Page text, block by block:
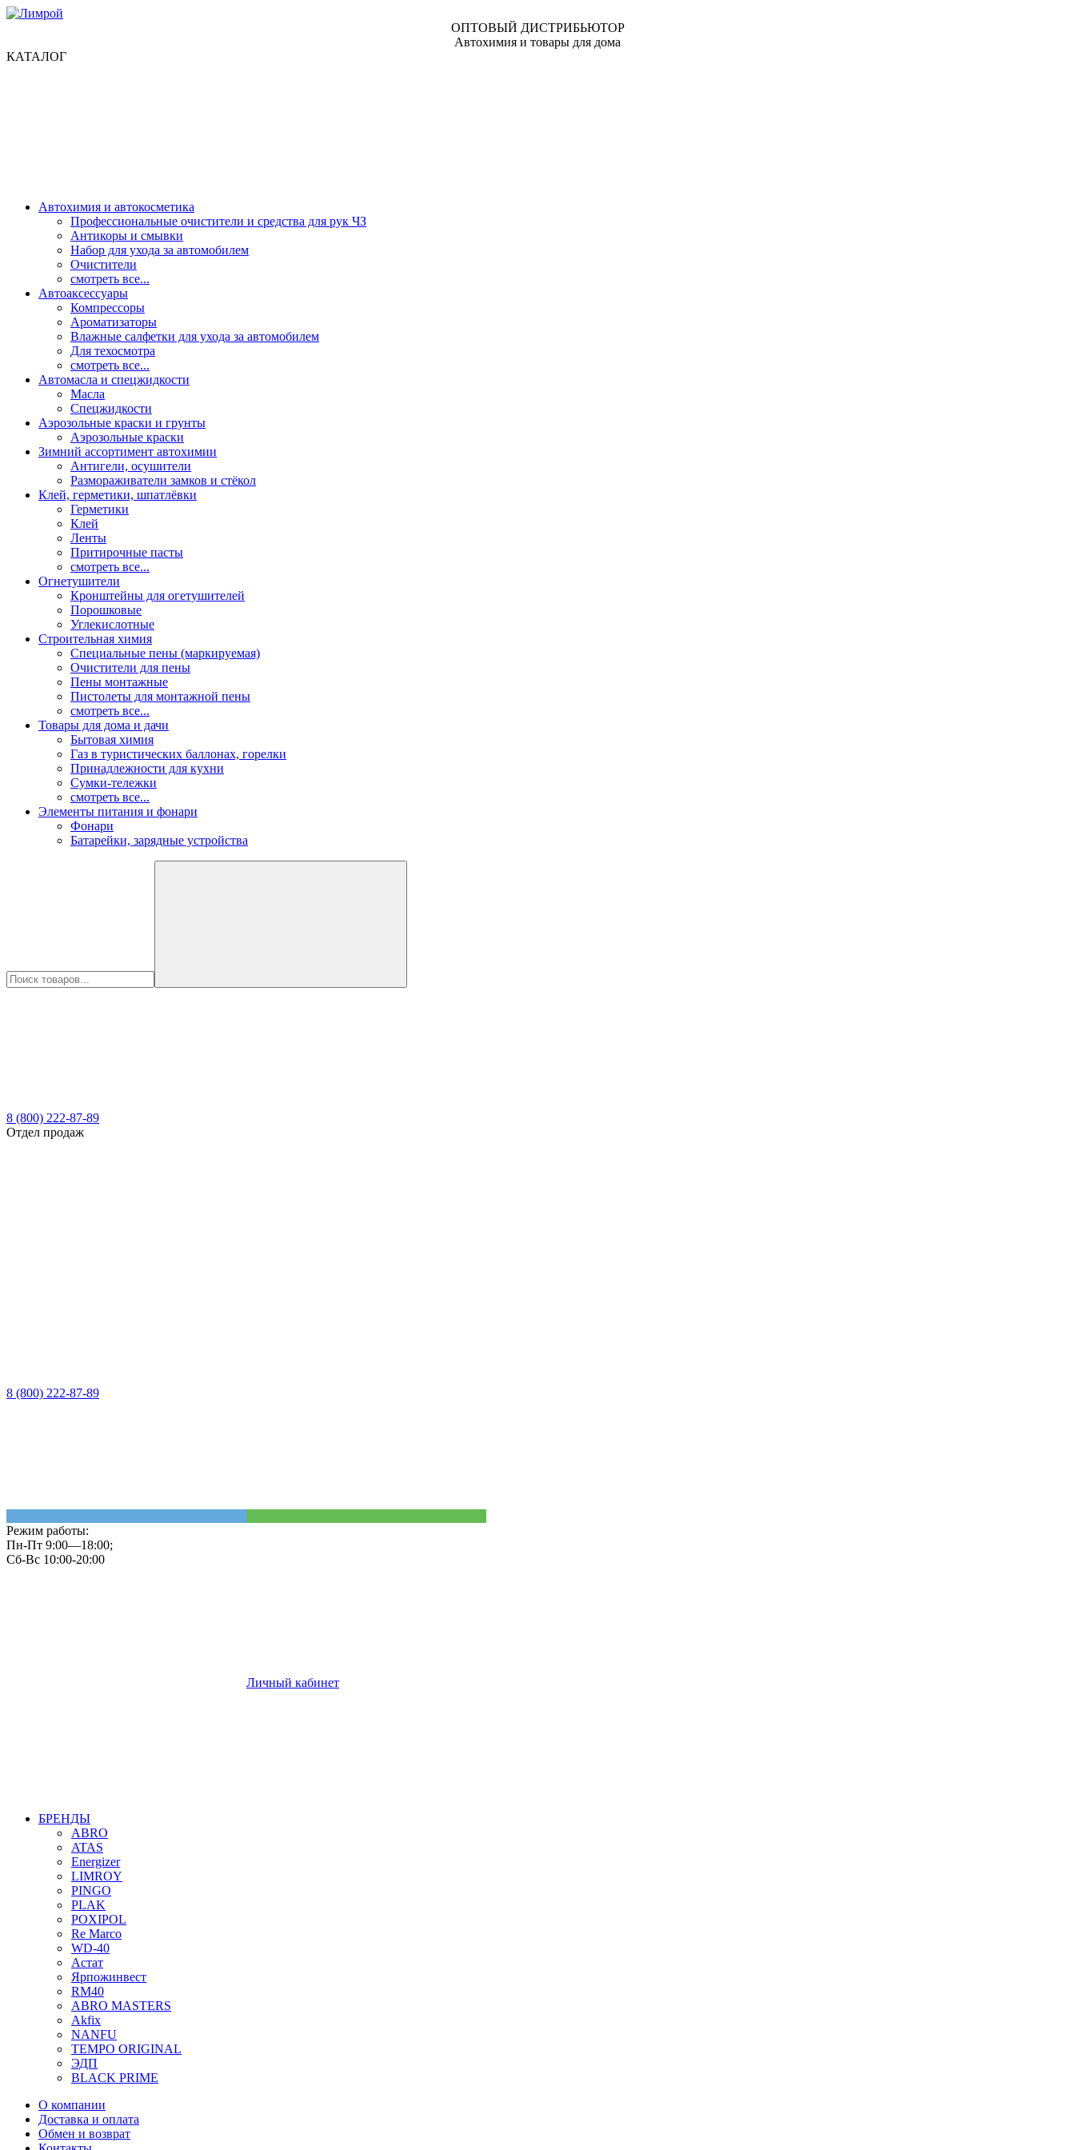
ОПТОВЫЙ ДИСТРИБЬЮТОР
Автохимия и товары для дома
КАТАЛОГ
Автохимия и автокосметика
Профессиональные очистители и средства для рук ЧЗ
Антикоры и смывки
Набор для ухода за автомобилем
Очистители
смотреть все...
Автоаксессуары
Компрессоры
Ароматизаторы
Влажные салфетки для ухода за автомобилем
Для техосмотра
смотреть все...
Автомасла и спецжидкости
Масла
Спецжидкости
Аэрозольные краски и грунты
Аэрозольные краски
Зимний ассортимент автохимии
Антигели, осушители
Размораживатели замков и стёкол
Клей, герметики, шпатлёвки
Герметики
Клей
Ленты
Притирочные пасты
смотреть все...
Огнетушители
Кронштейны для огетушителей
Порошковые
Углекислотные
Строительная химия
Специальные пены (маркируемая)
Очистители для пены
Пены монтажные
Пистолеты для монтажной пены
смотреть все...
Товары для дома и дачи
Бытовая химия
Газ в туристических баллонах, горелки
Принадлежности для кухни
Сумки-тележки
смотреть все...
Элементы питания и фонари
Фонари
Батарейки, зарядные устройства
8 (800) 222-87-89
Отдел продаж
8 (800) 222-87-89
Режим работы:
Пн-Пт 9:00—18:00;
Сб-Вс 10:00-20:00
Личный кабинет
БРЕНДЫ
ABRO
ATAS
Energizer
LIMROY
PINGO
PLAK
POXIPOL
Re Marco
WD-40
Астат
Ярпожинвест
RM40
ABRO MASTERS
Akfix
NANFU
TEMPO ORIGINAL
ЭДП
BLACK PRIME
О компании
Доставка и оплата
Обмен и возврат